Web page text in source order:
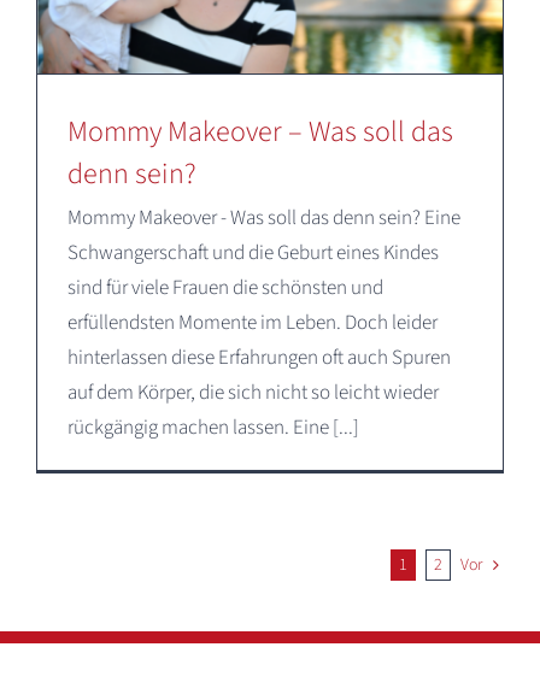
Mommy Makeover – Was soll das
denn sein?
Mommy Makeover - Was soll das denn sein? Eine
Schwangerschaft und die Geburt eines Kindes
sind für viele Frauen die schönsten und
erfüllendsten Momente im Leben. Doch leider
hinterlassen diese Erfahrungen oft auch Spuren
auf dem Körper, die sich nicht so leicht wieder
rückgängig machen lassen. Eine [...]
1 2 Vor